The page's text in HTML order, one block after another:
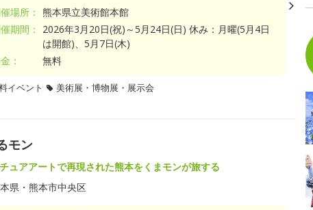
場所： 熊本県立美術館本館
期間：
2026年3月20日(祝)～5月24日(日) 休み：月曜(5月4日
は開館)、5月7日(木)
：
無料
イベント 美術展・博物展・展示会
モン
ュアアートで再現された熊本をくまモンが旅する
県・熊本市中央区